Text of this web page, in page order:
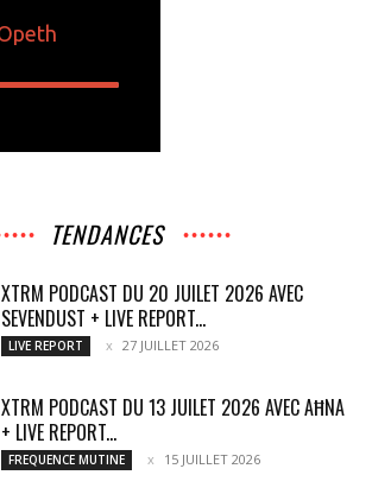
TENDANCES
XTRM PODCAST DU 20 JUILET 2026 AVEC
SEVENDUST + LIVE REPORT...
LIVE REPORT 27 JUILLET 2026
XTRM PODCAST DU 13 JUILET 2026 AVEC AĦNA
+ LIVE REPORT...
FREQUENCE MUTINE 15 JUILLET 2026